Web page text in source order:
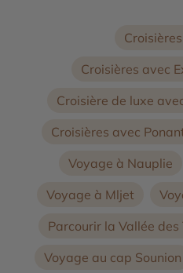
Croisières avec
Croisière de luxe
Croisières avec
Voyage à Nauplie
Voyage à Mljet
Parcourir la Vallée
Voyage au cap Sounion